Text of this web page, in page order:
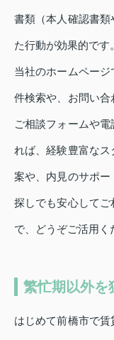
書類（本人確認書
た行動が効果的です。
当社のホームペー
件検索や、お問い合
ご相談フォームや
れば、経験豊富な
案や、内見のサポ
探しでも安心して
で、どうぞご活用く
繁忙期以外を
はじめて前橋市で